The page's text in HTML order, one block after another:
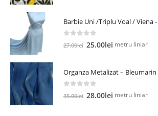
fost:
35.00lei.
21.00lei.
Barbie Uni /Triplu Voal / Viena
out of 5
27.00lei Prețul
fost:
27.00lei.
25.00lei Prețul
25.00lei.
metru liniar
Organza Metalizat – Bleumarin
out of 5
35.00lei Prețul
28.00lei Prețul
metru liniar